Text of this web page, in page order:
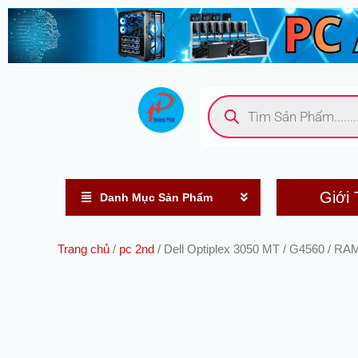
Nhảy
tới
Tìm
kiếm
sản
phẩm
Danh Mục Sản Phẩm Giới
Trang chủ / pc 2nd / Dell Optiplex 3050 MT / G4560 /